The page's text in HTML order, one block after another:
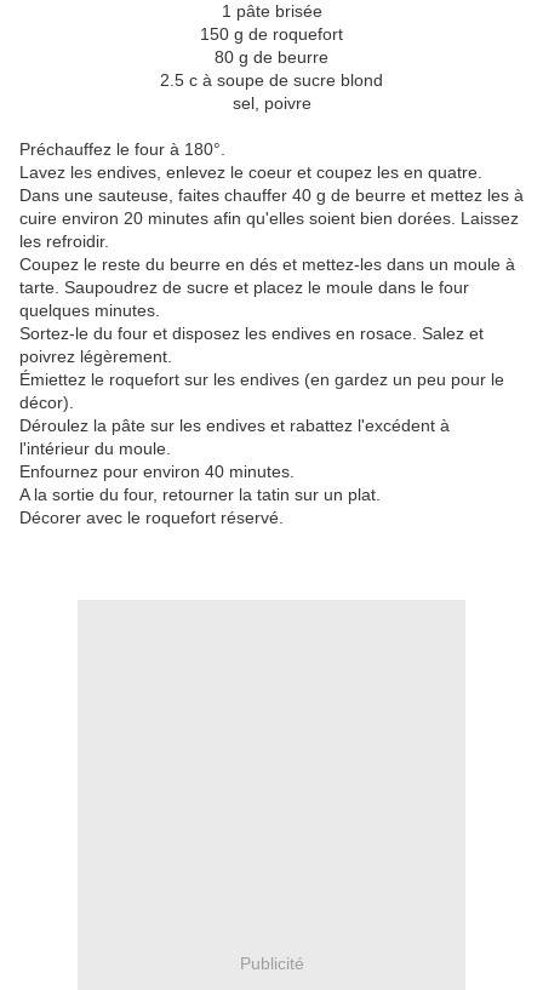
1 pâte brisée
150 g de roquefort
80 g de beurre
2.5 c à soupe de sucre blond
sel, poivre
Préchauffez le four à 180°.
Lavez les endives, enlevez le coeur et coupez les en quatre.
Dans une sauteuse, faites chauffer 40 g de beurre et mettez les à
cuire environ 20 minutes afin qu'elles soient bien dorées. Laissez
les refroidir.
Coupez le reste du beurre en dés et mettez-les dans un moule à
tarte. Saupoudrez de sucre et placez le moule dans le four
quelques minutes.
Sortez-le du four et disposez les endives en rosace. Salez et
poivrez légèrement.
Émiettez le roquefort sur les endives (en gardez un peu pour le
décor).
Déroulez la pâte sur les endives et rabattez l'excédent à
l'intérieur du moule.
Enfournez pour environ 40 minutes.
A la sortie du four, retourner la tatin sur un plat.
Décorer avec le roquefort réservé.
Publicité